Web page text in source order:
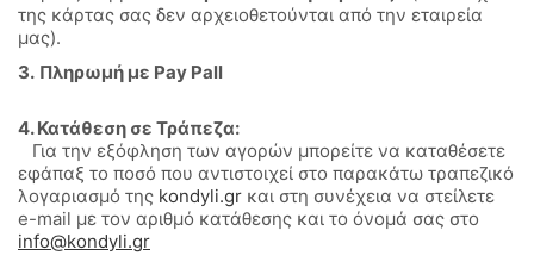
της κάρτας σας δεν αρχειοθετούνται από την εταιρεία
μας).
3. Πληρωμή με Pay Pall
4. Κατάθεση σε Τράπεζα:
Για την εξόφληση των αγορών μπορείτε να καταθέσετε
εφάπαξ το ποσό που αντιστοιχεί στο παρακάτω τραπεζικό
λογαριασμό της kondyli.gr και στη συνέχεια να στείλετε
e-mail με τον αριθμό κατάθεσης και το όνομά σας στο
info@kondyli.gr